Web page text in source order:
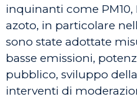
inquinanti come PM10,
azoto, in particolare
sono state adottate
basse emissioni,
pubblico, sviluppo
interventi di